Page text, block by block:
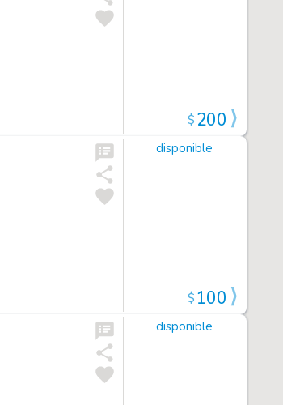
$200
disponible
$100
disponible